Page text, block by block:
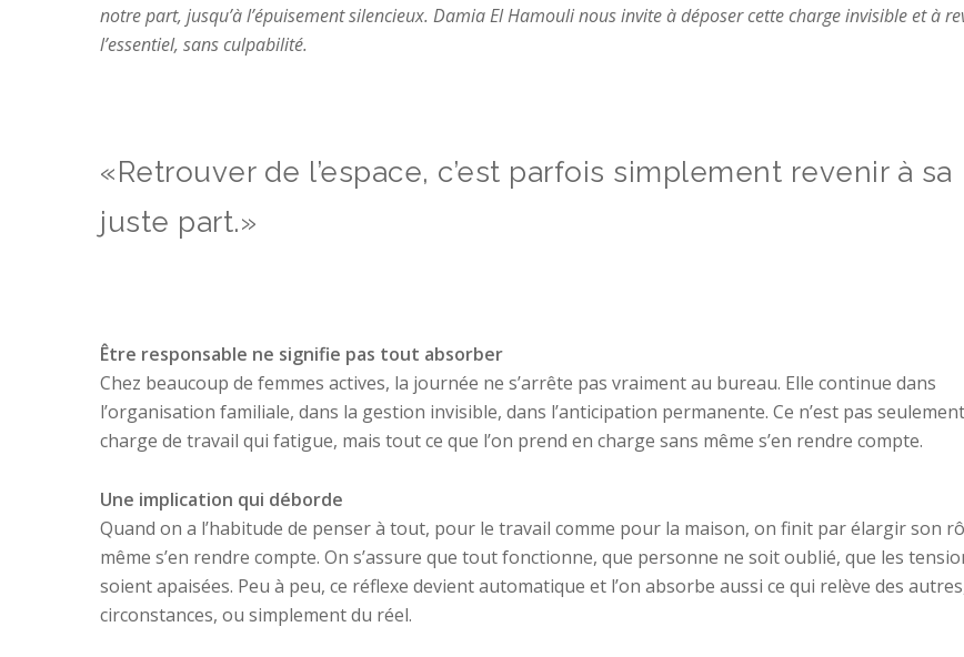
notre part, jusqu’à l’épuisement silencieux. Damia El Hamouli nous invite à déposer cette charge invisible et à
l’essentiel, sans culpabilité.
«Retrouver de l’espace, c’est parfois simplement revenir à sa
juste part.»
Être responsable ne signifie pas tout absorber
Chez beaucoup de femmes actives, la journée ne s’arrête pas vraiment au bureau. Elle continue dans
l’organisation familiale, dans la gestion invisible, dans l’anticipation permanente. Ce n’est pas
charge de travail qui fatigue, mais tout ce que l’on prend en charge sans même s’en rendre compte.
Une implication qui déborde
Quand on a l’habitude de penser à tout, pour le travail comme pour la maison, on finit par élargir son
même s’en rendre compte. On s’assure que tout fonctionne, que personne ne soit oublié, que les
soient apaisées. Peu à peu, ce réflexe devient automatique et l’on absorbe aussi ce qui relève des
circonstances, ou simplement du réel.